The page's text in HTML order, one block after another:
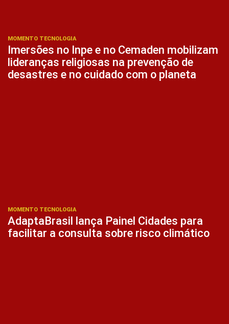
MOMENTO TECNOLOGIA
Imersões no Inpe e no Cemaden mobilizam
lideranças religiosas na prevenção de
desastres e no cuidado com o planeta
MOMENTO TECNOLOGIA
AdaptaBrasil lança Painel Cidades para
facilitar a consulta sobre risco climático